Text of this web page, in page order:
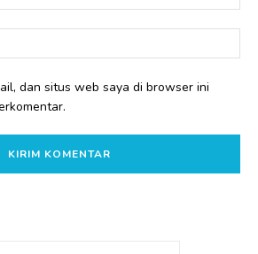
dan situs web saya di browser ini